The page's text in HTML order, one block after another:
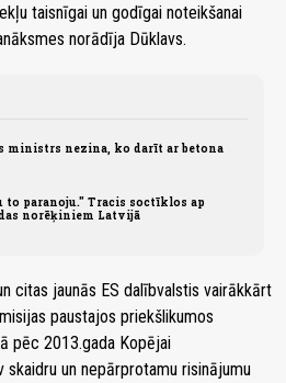
taisnīgai un godīgai noteikšanai
norādīja Dūklavs.
ministrs nezina, ko darīt ar betona
to paranoju." Tracis soctīklos ap
norēķiniem Latvijā
citas jaunās ES dalībvalstis vairākkārt
paustajos priekšlikumos
pēc 2013.gada Kopējai
skaidru un nepārprotamu risinājumu